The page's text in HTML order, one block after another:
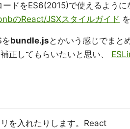
ードをES6(2015)で使えるよう
のReact/JSXスタイルガイド
bundle.js とかいう感じでまと
正してもらいたいと思い、
を入れたりします。React